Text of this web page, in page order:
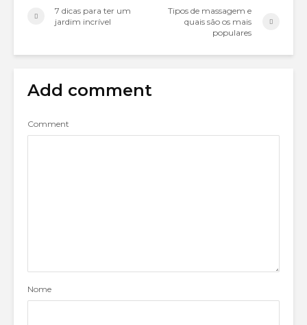
7 dicas para ter um
jardim incrível
Tipos de massagem e
quais são os mais
populares
Add comment
Comment
Nome